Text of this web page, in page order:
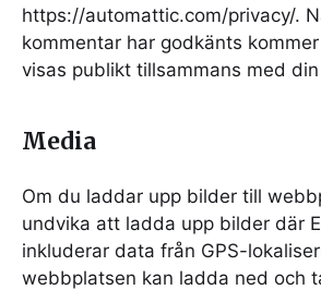
https://automattic.com/privacy/.
kommentar har godkänts
visas publikt tillsammans med
Media
Om du laddar upp bilder till
undvika att ladda upp bilder där
inkluderar data från GPS-
webbplatsen kan ladda ned och